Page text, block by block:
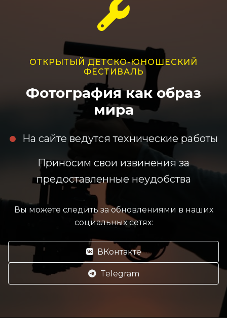
ОТКРЫТЫЙ ДЕТСКО-ЮНОШЕСКИЙ
ФЕСТИВАЛЬ
Фотография как образ
мира
На сайте ведутся технические работы
Приносим свои извинения за
предоставленные неудобства
Вы можете следить за обновлениями в наших
социальных сетях:
ВКонтакте
Telegram